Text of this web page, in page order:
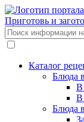
Приготовь и
Каталог
Блюда
В
В
Блюда